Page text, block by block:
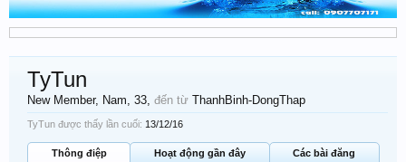
TyTun
New Member, Nam, 33, đến từ ThanhBinh-DongThap
TyTun được thấy lần cuối: 13/12/16
Thông điệp Hoạt động gần đây
Các bài đăng